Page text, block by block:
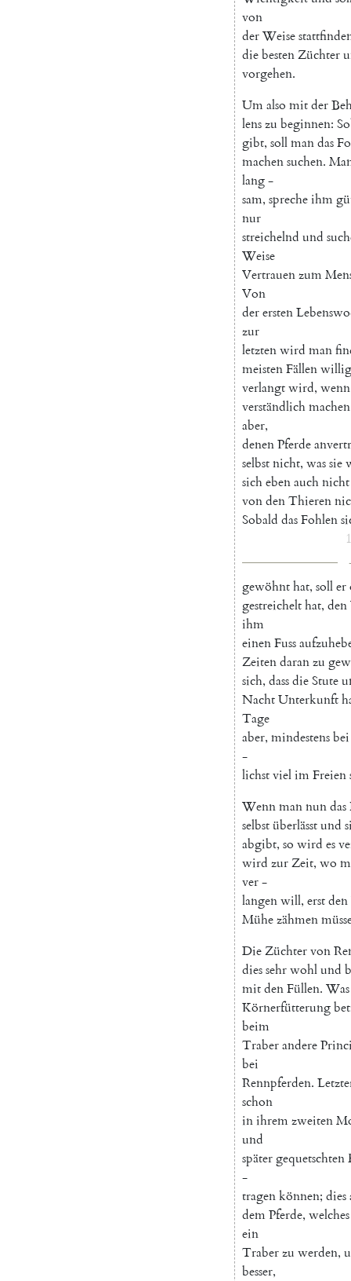
von
derWeise
diebestenZüchter
vorgehen.
Umalso mitder
lenszu beginnen:
gibt, sollmandas
machensuchen.
lang-
sam, sprecheihm
nur
streichelnd und
Weise
Vertrauenzum
Von
derersten
zur
letztenwird man
meistenFällenwillig
verlangtwird, wenn
verständlichmachen
aber,
denenPferde
selbstnicht, wassie
sichebenauchnicht
vondenThieren
Sobald dasFohlen
gewöhnthat, soller
gestreichelthat, den
ihm
einenFuss
Zeitendaranzu
sich, dassdieStute
NachtUnterkunft
Tage
aber, mindestensbei
-
lichstvielimFreien
Wennmannundas
selbstüberlässtund
abgibt, so wird es
wird zurZeit, wo
ver-
langenwill, erstden
Mühezähmen
DieZüchtervon
diessehrwohlund
mitdenFüllen. Was
Körnerfütterung
beim
Traberandere
bei
Rennpferden.
schon
inihremzweiten
und
spätergequetschten
-
tragenkönnen; dies
demPferde, welches
ein
Traberzu werden,
besser,